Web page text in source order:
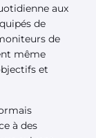
aux
de
de
même
et
à des